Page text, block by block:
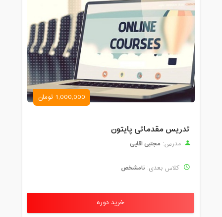
1,000,000 تومان
تدریس مقدماتی پایتون
مدرس: مجتبی اقایی
کلاس بعدی: نامشخص
خرید دوره